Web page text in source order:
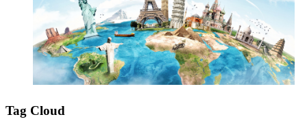
Tag Cloud